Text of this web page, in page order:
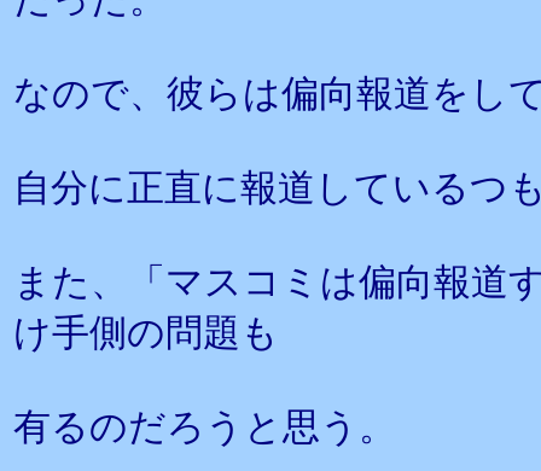
なので、彼らは偏向報道をし
自分に正直に報道しているつ
また、「マスコミは偏向報道
け手側の問題も
有るのだろうと思う。